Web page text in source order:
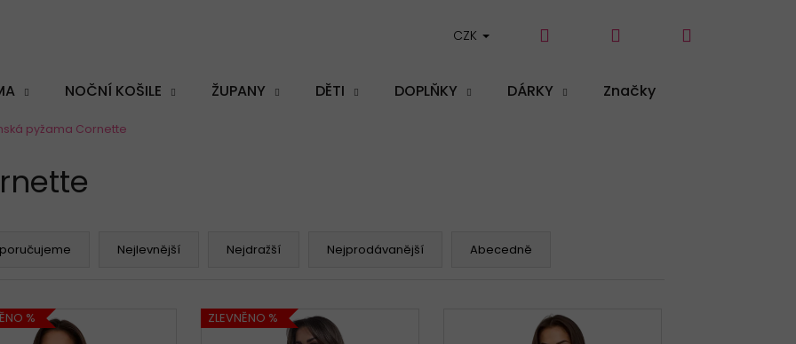
NOČNÍ KOŠILE ŽUPANY DĚTI DOPLŇKY DÁRKY Značky
CZK Přihlášení
pyžama Cornette
Nejlevnější Nejdražší Nejprodávanější Abecedně
% ZLEVNĚNO %
HLEDAT
Doporučujeme